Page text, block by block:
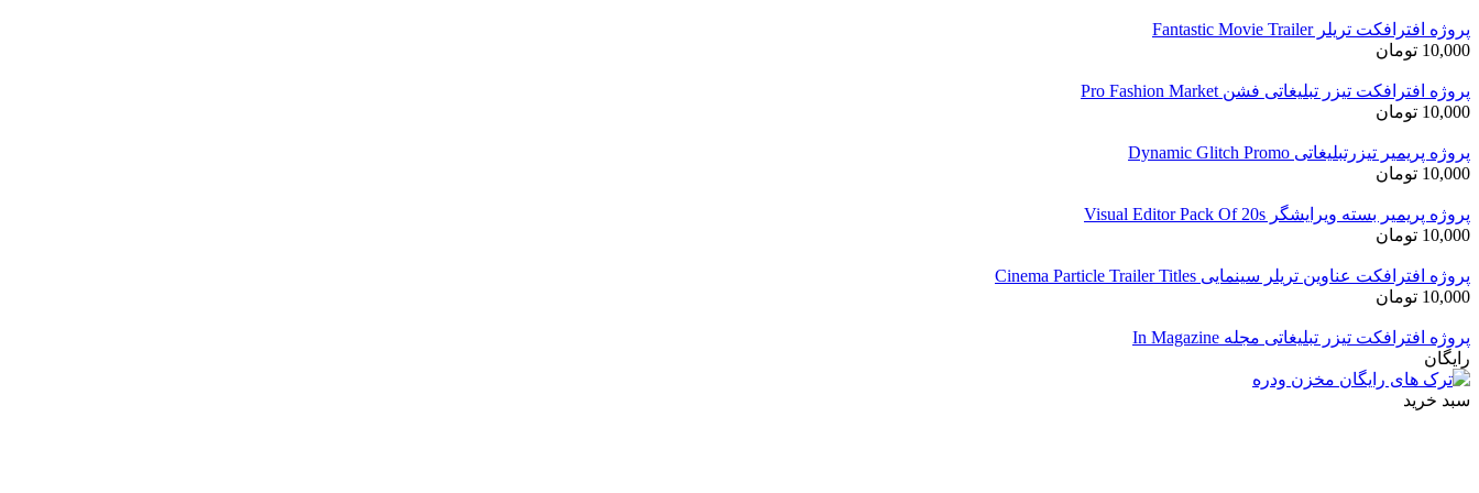
پروژه افترافکت تریلر Fantastic Movie Trailer
10,000 تومان
پروژه افترافکت تیزر تبلیغاتی فشن Pro Fashion Market
10,000 تومان
پروژه پریمیر تیزرتبلیغاتی Dynamic Glitch Promo
10,000 تومان
پروژه پریمیر بسته ویرایشگر Visual Editor Pack Of 20s
10,000 تومان
پروژه افترافکت عناوین تریلر سینمایی Cinema Particle Trailer Titles
10,000 تومان
پروژه افترافکت تیزر تبلیغاتی مجله In Magazine
رایگان
سبد خرید